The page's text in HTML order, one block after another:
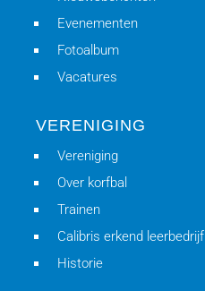
Evenementen
Fotoalbum
Vacatures
VERENIGING
Vereniging
Over korfbal
Trainen
Calibris erkend leerbedrijf
Historie